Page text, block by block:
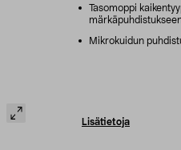
Tasomoppi
Mikrokuidun
Lisätietoja